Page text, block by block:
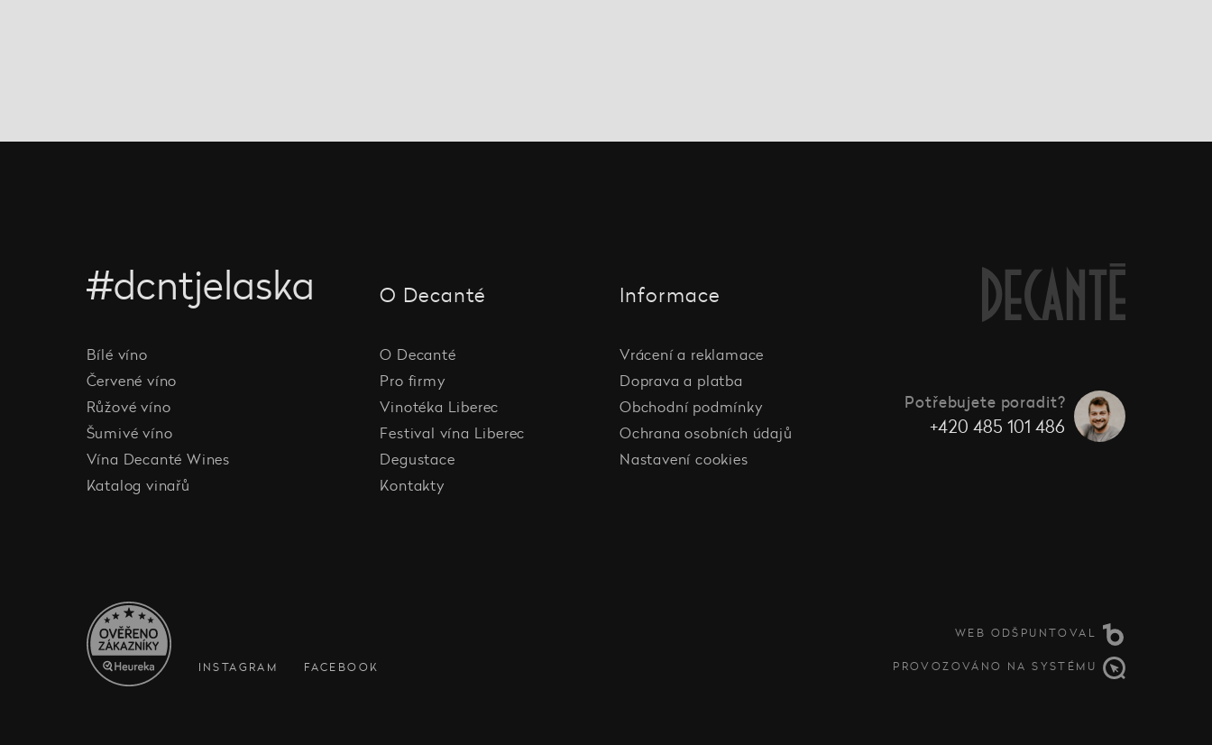
#dcntjelaska
Bílé víno
Červené víno
Růžové víno
Šumivé víno
Vína Decanté Wines
Katalog vinařů
O Decanté
O Decanté
Pro firmy
Vinotéka Liberec
Festival vína Liberec
Degustace
Kontakty
Informace
Vrácení a reklamace
Doprava a platba
Obchodní podmínky
Ochrana osobních údajů
Nastavení cookies
Potřebujete poradit?
+420 485 101 486
INSTAGRAM FACEBOOK
WEB ODŠPUNTOVAL
PROVOZOVÁNO NA SYSTÉMU